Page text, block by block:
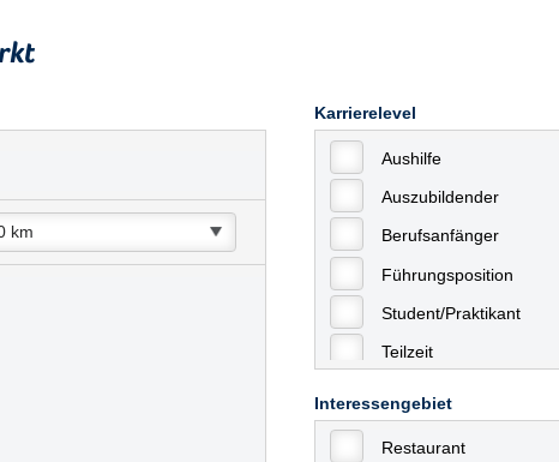
Karrierelevel
Aushilfe
Auszubildender
Berufsanfänger
Führungsposition
Student/Praktikant
Teilzeit
Interessengebiet
Restaurant